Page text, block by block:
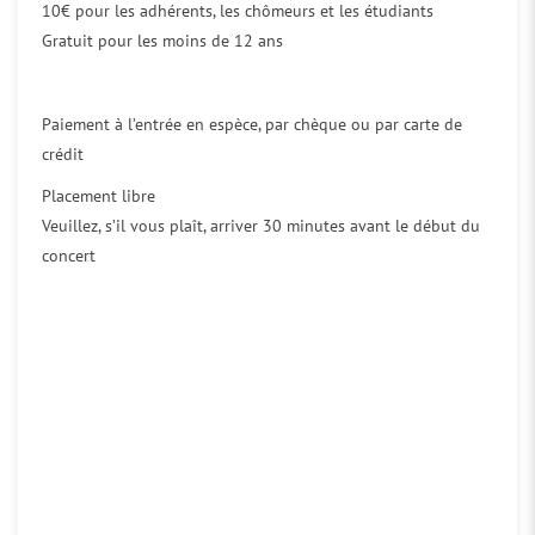
10€ pour les adhérents, les chômeurs et les étudiants
Gratuit pour les moins de 12 ans
Paiement à l’entrée en espèce, par chèque ou par carte de
crédit
Placement libre
Veuillez, s’il vous plaît, arriver 30 minutes avant le début du
concert